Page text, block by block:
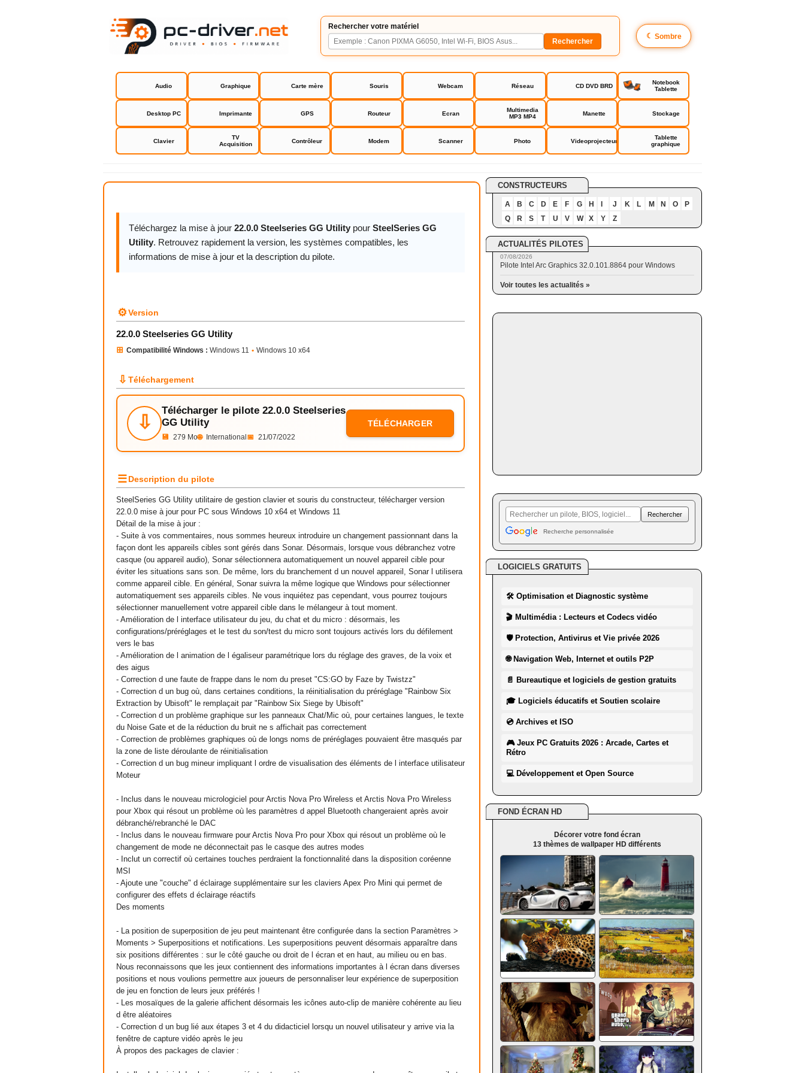
Rechercher votre matériel
☾ Sombre
Audio Graphique Carte mère Souris Webcam Réseau CD DVD BRD
Notebook
Tablette
Desktop PC Imprimante GPS Routeur Ecran
Multimedia
MP3 MP4
Manette Stockage
Clavier
TV
Acquisition
Contrôleur Modem Scanner Photo Videoprojecteur
Tablette
graphique
SteelSeries GG Utility
Téléchargez la mise à jour 22.0.0 Steelseries GG Utility pour SteelSeries GG
Utility. Retrouvez rapidement la version, les systèmes compatibles, les
informations de mise à jour et la description du pilote.
⚙Version
22.0.0 Steelseries GG Utility
⊞ Compatibilité Windows : Windows 11 • Windows 10 x64
⇩ Téléchargement
⇩
Télécharger le pilote 22.0.0 Steelseries
GG Utility
💾 279 Mo🌐 International 📅 21/07/2022
TÉLÉCHARGER
☰Description du pilote
SteelSeries GG Utility utilitaire de gestion clavier et souris du constructeur, télécharger version
22.0.0 mise à jour pour PC sous Windows 10 x64 et Windows 11
Détail de la mise à jour :
- Suite à vos commentaires, nous sommes heureux introduire un changement passionnant dans la
façon dont les appareils cibles sont gérés dans Sonar. Désormais, lorsque vous débranchez votre
casque (ou appareil audio), Sonar sélectionnera automatiquement un nouvel appareil cible pour
éviter les situations sans son. De même, lors du branchement d un nouvel appareil, Sonar l utilisera
comme appareil cible. En général, Sonar suivra la même logique que Windows pour sélectionner
automatiquement ses appareils cibles. Ne vous inquiétez pas cependant, vous pourrez toujours
sélectionner manuellement votre appareil cible dans le mélangeur à tout moment.
- Amélioration de l interface utilisateur du jeu, du chat et du micro : désormais, les
configurations/préréglages et le test du son/test du micro sont toujours activés lors du défilement
vers le bas
- Amélioration de l animation de l égaliseur paramétrique lors du réglage des graves, de la voix et
des aigus
- Correction d une faute de frappe dans le nom du preset "CS:GO by Faze by Twistzz"
- Correction d un bug où, dans certaines conditions, la réinitialisation du préréglage "Rainbow Six
Extraction by Ubisoft" le remplaçait par "Rainbow Six Siege by Ubisoft"
- Correction d un problème graphique sur les panneaux Chat/Mic où, pour certaines langues, le texte
du Noise Gate et de la réduction du bruit ne s affichait pas correctement
- Correction de problèmes graphiques où de longs noms de préréglages pouvaient être masqués par
la zone de liste déroulante de réinitialisation
- Correction d un bug mineur impliquant l ordre de visualisation des éléments de l interface utilisateur
Moteur
- Inclus dans le nouveau micrologiciel pour Arctis Nova Pro Wireless et Arctis Nova Pro Wireless
pour Xbox qui résout un problème où les paramètres d appel Bluetooth changeraient après avoir
débranché/rebranché le DAC
- Inclus dans le nouveau firmware pour Arctis Nova Pro pour Xbox qui résout un problème où le
changement de mode ne déconnectait pas le casque des autres modes
- Inclut un correctif où certaines touches perdraient la fonctionnalité dans la disposition coréenne
MSI
- Ajoute une "couche" d éclairage supplémentaire sur les claviers Apex Pro Mini qui permet de
configurer des effets d éclairage réactifs
Des moments
- La position de superposition de jeu peut maintenant être configurée dans la section Paramètres >
Moments > Superpositions et notifications. Les superpositions peuvent désormais apparaître dans
six positions différentes : sur le côté gauche ou droit de l écran et en haut, au milieu ou en bas.
Nous reconnaissons que les jeux contiennent des informations importantes à l écran dans diverses
positions et nous voulions permettre aux joueurs de personnaliser leur expérience de superposition
de jeu en fonction de leurs jeux préférés !
- Les mosaïques de la galerie affichent désormais les icônes auto-clip de manière cohérente au lieu
d être aléatoires
- Correction d un bug lié aux étapes 3 et 4 du didacticiel lorsqu un nouvel utilisateur y arrive via la
fenêtre de capture vidéo après le jeu
À propos des packages de clavier :
CONSTRUCTEURS
A B C D E F G H J K L M N O
P
Q
R S T U V W X Y Z
ACTUALITÉS PILOTES
07/08/2026
Pilote Intel Arc Graphics 32.0.101.8864 pour Windows
Voir toutes les actualités »
Recherche personnalisée
LOGICIELS GRATUITS
🛠 Optimisation et Diagnostic système
🎬 Multimédia : Lecteurs et Codecs vidéo
🛡 Protection, Antivirus et Vie privée 2026
🌐 Navigation Web, Internet et outils P2P
📄 Bureautique et logiciels de gestion gratuits
🎓 Logiciels éducatifs et Soutien scolaire
💿 Archives et ISO
🎮 Jeux PC Gratuits 2026 : Arcade, Cartes et
Rétro
💻 Développement et Open Source
FOND ÉCRAN HD
Décorer votre fond écran
13 thèmes de wallpaper HD différents